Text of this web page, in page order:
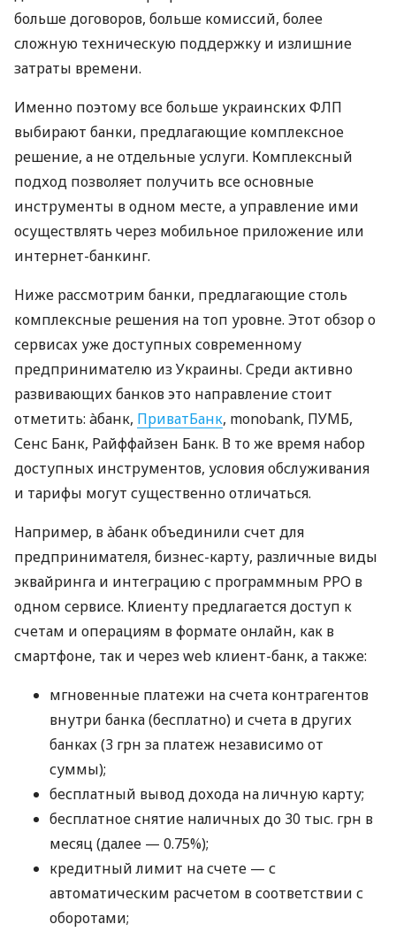
больше договоров, больше комиссий, более
сложную техническую поддержку и излишние
затраты времени.
Именно поэтому все больше украинских ФЛП
выбирают банки, предлагающие комплексное
решение, а не отдельные услуги. Комплексный
подход позволяет получить все основные
инструменты в одном месте, а управление ими
осуществлять через мобильное приложение или
интернет-банкинг.
Ниже рассмотрим банки, предлагающие столь
комплексные решения на топ уровне. Этот обзор о
сервисах уже доступных современному
предпринимателю из Украины. Среди активно
развивающих банков это направление стоит
отметить: àбанк, ПриватБанк, monobank, ПУМБ,
Сенс Банк, Райффайзен Банк. В то же время набор
доступных инструментов, условия обслуживания
и тарифы могут существенно отличаться.
Например, в àбанк объединили счет для
предпринимателя, бизнес-карту, различные виды
эквайринга и интеграцию с программным РРО в
одном сервисе. Клиенту предлагается доступ к
счетам и операциям в формате онлайн, как в
смартфоне, так и через web клиент-банк, а также:
мгновенные платежи на счета контрагентов
внутри банка (бесплатно) и счета в других
банках (3 грн за платеж независимо от
суммы);
бесплатный вывод дохода на личную карту;
бесплатное снятие наличных до 30 тыс. грн в
месяц (далее — 0.75%);
кредитный лимит на счете — с
автоматическим расчетом в соответствии с
оборотами;